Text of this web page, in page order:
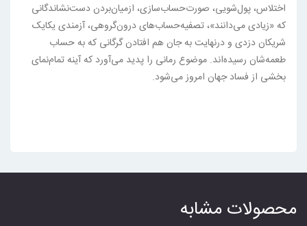
اختلاس، پول‌شویی، صورت‌حساب‌سازی، ازمیان‌بردن دست‌نشاندگانی
که «زیادی می‌دانند»، تصفیه‌حساب‌های درون‌گروهی، آزمندی یکایک
شریکان دزدی و درنهایت به جان هم افتادن گرگانی که به حساب
طعمه‌شان رسیده‌اند. موضوع رمانی را پدید می‌آورد که آینه تمام‌نمای
بخشی از فساد جهان امروز می‌شود.
محصولات مشابه